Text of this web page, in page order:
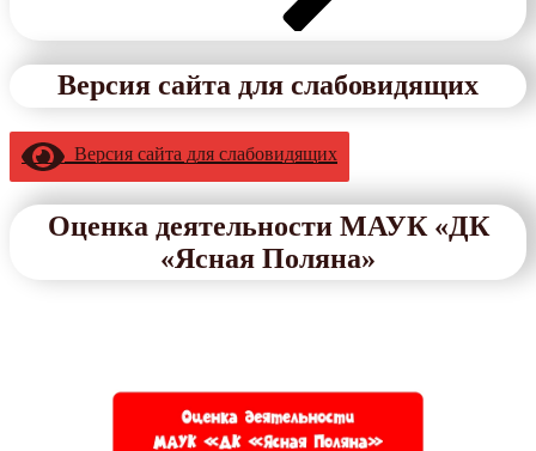
Версия сайта для слабовидящих
Версия сайта для слабовидящих
Оценка деятельности МАУК «ДК
«Ясная Поляна»